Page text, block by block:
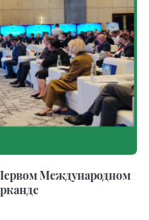
Международном